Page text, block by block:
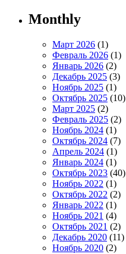
Monthly
Март 2026 (1)
Февраль 2026 (1)
Январь 2026 (2)
Декабрь 2025 (3)
Ноябрь 2025 (1)
Октябрь 2025 (10)
Март 2025 (2)
Февраль 2025 (2)
Ноябрь 2024 (1)
Октябрь 2024 (7)
Апрель 2024 (1)
Январь 2024 (1)
Октябрь 2023 (40)
Ноябрь 2022 (1)
Октябрь 2022 (2)
Январь 2022 (1)
Ноябрь 2021 (4)
Октябрь 2021 (2)
Декабрь 2020 (11)
Ноябрь 2020 (2)